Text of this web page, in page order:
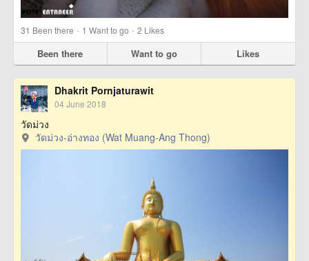
31 Been there · 1 Want to go · 2 Likes
Been there Want to go Likes
Dhakrit Pornjaturawit
04 June 2018
วัดม่วง
วัดม่วง-อ่างทอง (Wat Muang-Ang Thong)